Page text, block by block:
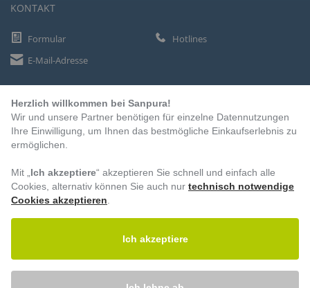
KONTAKT
Formular
Hotlines
E-Mail-Adresse
ZAHLUNGSARTEN
Vorkasse
Herzlich willkommen bei Sanpura!
Wir und unsere Partner benötigen für einzelne Datennutzungen
Ihre Einwilligung, um Ihnen das bestmögliche Einkaufserlebnis zu
ermöglichen.
Mit „ Ich akzeptiere“ akzeptieren Sie schnell und einfach alle
Cookies, alternativ können Sie auch nur technisch notwendige
Cookies akzeptieren
Ich akzeptiere